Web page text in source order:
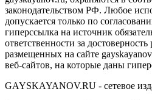
законодательством РФ. Любое
допускается только по
гиперссылка на источник
ответственности за
размещенных на сайте
веб-сайтов, на которые даны
GAYSKAYANOV.RU - сетевое